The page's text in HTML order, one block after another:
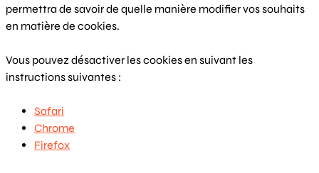
permettra de savoir de quelle manière modifier vos souhaits
en matière de cookies.
Vous pouvez désactiver les cookies en suivant les
instructions suivantes :
Safari
Chrome
Firefox